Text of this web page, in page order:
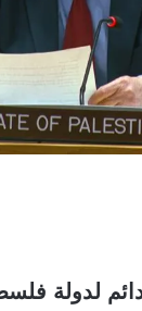
لدولة